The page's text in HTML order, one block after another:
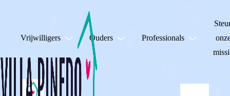
Vrijwilligers Ouders Professionals